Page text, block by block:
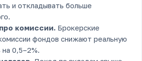
и откладывать больше
комиссии. Брокерские
фондов снижают реальную
0,5–2%.